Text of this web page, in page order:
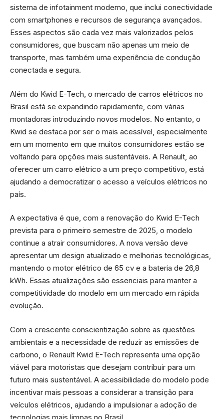
sistema de infotainment moderno, que inclui conectividade
com smartphones e recursos de segurança avançados.
Esses aspectos são cada vez mais valorizados pelos
consumidores, que buscam não apenas um meio de
transporte, mas também uma experiência de condução
conectada e segura.
Além do Kwid E-Tech, o mercado de carros elétricos no
Brasil está se expandindo rapidamente, com várias
montadoras introduzindo novos modelos. No entanto, o
Kwid se destaca por ser o mais acessível, especialmente
em um momento em que muitos consumidores estão se
voltando para opções mais sustentáveis. A Renault, ao
oferecer um carro elétrico a um preço competitivo, está
ajudando a democratizar o acesso a veículos elétricos no
país.
A expectativa é que, com a renovação do Kwid E-Tech
prevista para o primeiro semestre de 2025, o modelo
continue a atrair consumidores. A nova versão deve
apresentar um design atualizado e melhorias tecnológicas,
mantendo o motor elétrico de 65 cv e a bateria de 26,8
kWh. Essas atualizações são essenciais para manter a
competitividade do modelo em um mercado em rápida
evolução.
Com a crescente conscientização sobre as questões
ambientais e a necessidade de reduzir as emissões de
carbono, o Renault Kwid E-Tech representa uma opção
viável para motoristas que desejam contribuir para um
futuro mais sustentável. A acessibilidade do modelo pode
incentivar mais pessoas a considerar a transição para
veículos elétricos, ajudando a impulsionar a adoção de
tecnologias mais limpas no Brasil.